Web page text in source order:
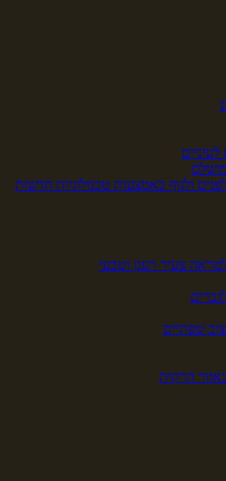
ולגוף באמצעות טכנולוגיות חדשות
צעיר רענן וטבעי
שפתיים
הרקות